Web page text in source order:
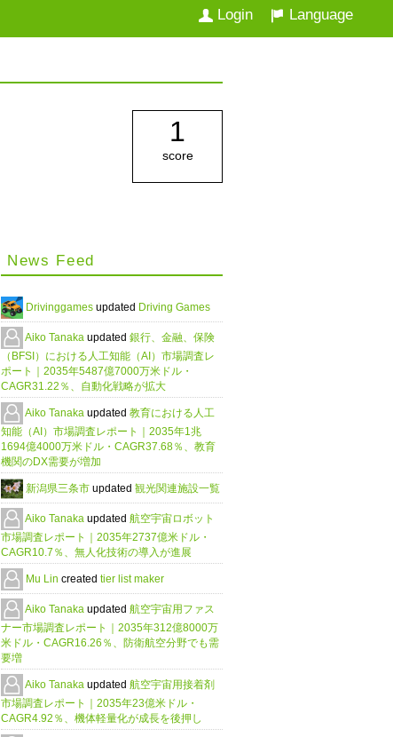
Language
Login
1
score
News Feed
Drivinggames updated Driving Games
Aiko Tanaka updated 銀行、金融、保険
（BFSI）における人工知能（AI）市場調査レ
ポート｜2035年5487億7000万米ドル・
CAGR31.22％、自動化戦略が拡大
Aiko Tanaka updated 教育における人工
知能（AI）市場調査レポート｜2035年1兆
1694億4000万米ドル・CAGR37.68％、教育
機関のDX需要が増加
新潟県三条市 updated 観光関連施設一覧
Aiko Tanaka updated 航空宇宙ロボット
市場調査レポート｜2035年2737億米ドル・
CAGR10.7％、無人化技術の導入が進展
Mu Lin created tier list maker
Aiko Tanaka updated 航空宇宙用ファス
ナー市場調査レポート｜2035年312億8000万
米ドル・CAGR16.26％、防衛航空分野でも需
要増
Aiko Tanaka updated 航空宇宙用接着剤
市場調査レポート｜2035年23億米ドル・
CAGR4.92％、機体軽量化が成長を後押し